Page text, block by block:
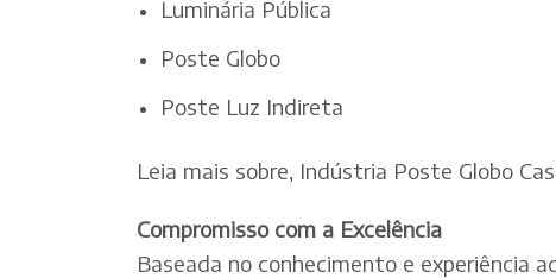
Luminária Pública
Poste Globo
Poste Luz Indireta
Leia mais sobre, Indústria Poste Globo
Compromisso com a Excelência
Baseada no conhecimento e experiência